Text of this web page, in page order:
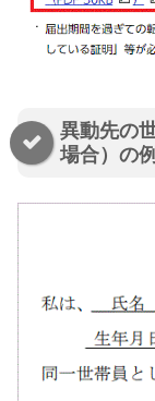
異動先の
場合）の例